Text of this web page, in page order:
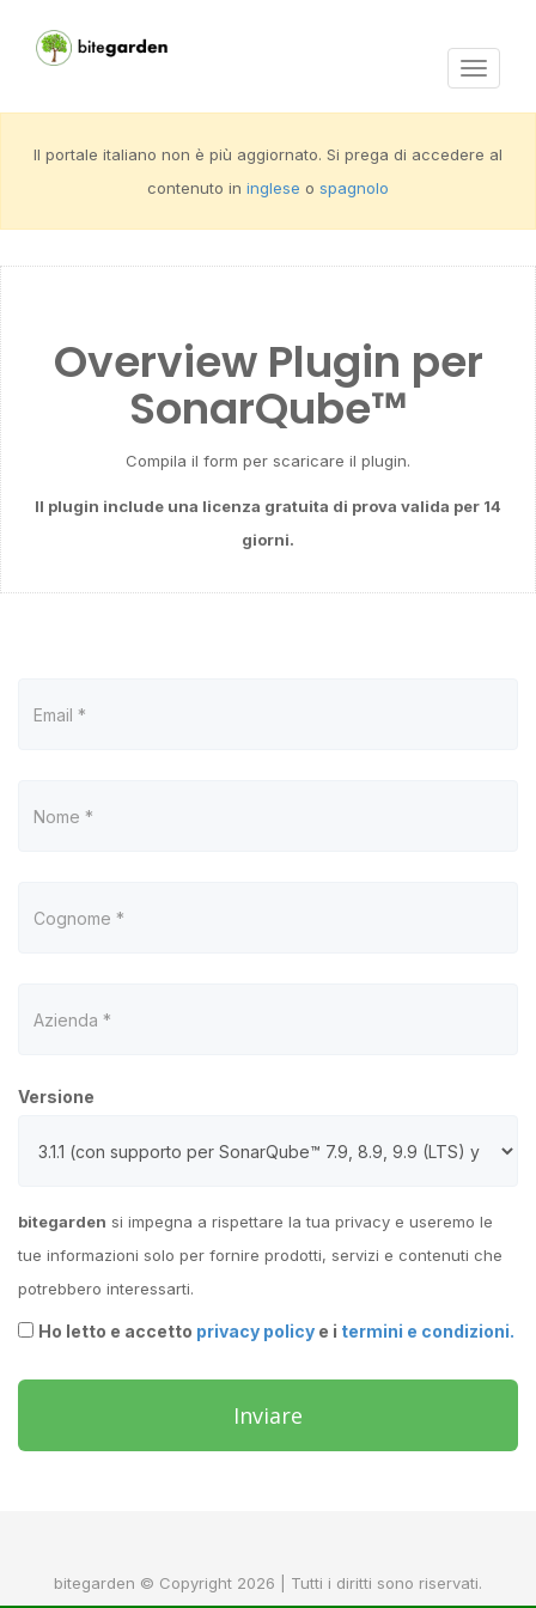
Activar
Il portale italiano non è più aggiornato. Si prega di accedere al
contenuto in inglese o spagnolo
Overview Plugin per
SonarQube™
Compila il form per scaricare il plugin.
Il plugin include una licenza gratuita di prova valida per 14
giorni.
Versione
bitegarden si impegna a rispettare la tua privacy e useremo le
tue informazioni solo per fornire prodotti, servizi e contenuti che
potrebbero interessarti.
Ho letto e accetto privacy policy e i termini e condizioni.
Inviare
bitegarden © Copyright 2026 | Tutti i diritti sono riservati.